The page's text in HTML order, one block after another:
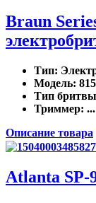
Braun
Тип:
Модель:
Тип бритвы
Триммер: ...
Описание товара
Atlanta SP-